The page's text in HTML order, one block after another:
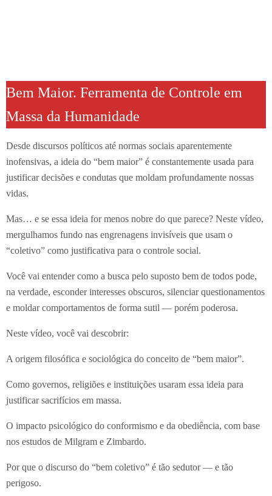
Bem Maior. Ferramenta de Controle em
Massa da Humanidade
Desde discursos políticos até normas sociais aparentemente
inofensivas, a ideia do “bem maior” é constantemente usada para
justificar decisões e condutas que moldam profundamente nossas
vidas.
Mas… e se essa ideia for menos nobre do que parece? Neste vídeo,
mergulhamos fundo nas engrenagens invisíveis que usam o
“coletivo” como justificativa para o controle social.
Você vai entender como a busca pelo suposto bem de todos pode,
na verdade, esconder interesses obscuros, silenciar questionamentos
e moldar comportamentos de forma sutil — porém poderosa.
Neste vídeo, você vai descobrir:
A origem filosófica e sociológica do conceito de “bem maior”.
Como governos, religiões e instituições usaram essa ideia para
justificar sacrifícios em massa.
O impacto psicológico do conformismo e da obediência, com base
nos estudos de Milgram e Zimbardo.
Por que o discurso do “bem coletivo” é tão sedutor — e tão
perigoso.